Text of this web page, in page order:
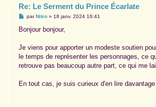
Re: Le Serment du Prince Écarlate
M
s
g
parNitro » 18 janv. 2024 16:41
Bonjour bonjour,
Je viens pour apporter un modeste soutien
le temps de représenter les personnages, ce
retrouve pas beaucoup autre part, ce qui me
En tout cas, je suis curieux d'en lire davantage